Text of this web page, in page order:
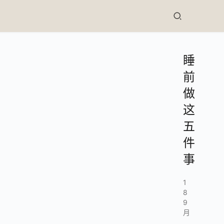
睡
前
做
这
五
件
事
1
8
9
月